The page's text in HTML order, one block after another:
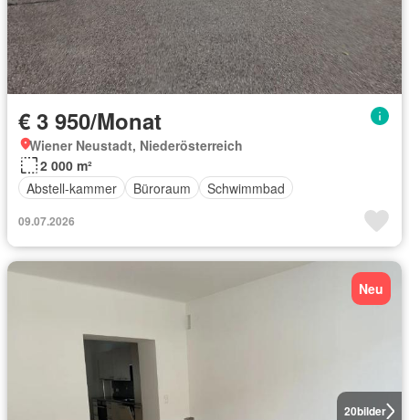
€ 3 950/Monat
Wiener Neustadt, Niederösterreich
2 000 m²
Abstell-kammer
Büroraum Schwimmbad
09.07.2026
20bilder
Neu